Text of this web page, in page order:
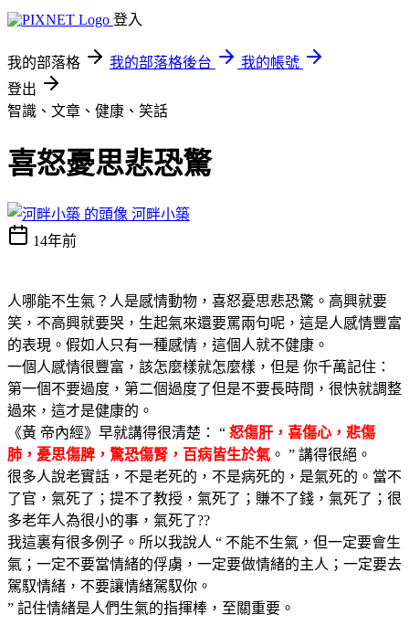
登入
我的部落格 我的部落格後台
我的帳號
登出
智識、文章、健康、笑話
喜怒憂思悲恐驚
河畔小築
14年前
人哪能不生氣？人是感情動物，喜怒憂思悲恐驚。高興就要
笑，不高興就要哭，生起氣來還要罵兩句呢，這是人感情豐富
的表現。假如人只有一種感情，這個人就不健康。
一個人感情很豐富，該怎麼樣就怎麼樣，但是 你千萬記住：
第一個不要過度，第二個過度了但是不要長時間，很快就調整
過來，這才是健康的。
《黃 帝內經》早就講得很清楚： “ 怒傷肝，喜傷心，悲傷
肺，憂思傷脾，驚恐傷腎，百病皆生於氣 。 ” 講得很絕。
很多人說老實話，不是老死的，不是病死的，是氣死的。當不
了官，氣死了；提不了教授，氣死了；賺不了錢，氣死了；很
多老年人為很小的事，氣死了??
我這裏有很多例子。所以我說人 “ 不能不生氣，但一定要會生
氣；一定不要當情緒的俘虜，一定要做情緒的主人；一定要去
駕馭情緒，不要讓情緒駕馭你。
” 記住情緒是人們生氣的指揮棒，至關重要。